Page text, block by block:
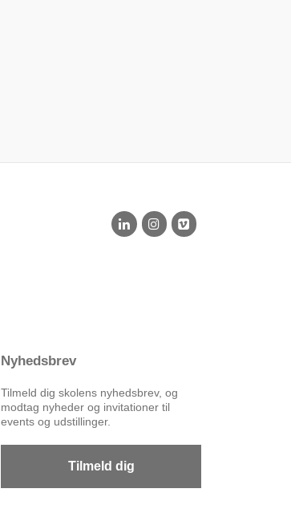
Nyhedsbrev
Tilmeld dig skolens nyhedsbrev, og
modtag nyheder og invitationer til
events og udstillinger.
Tilmeld dig